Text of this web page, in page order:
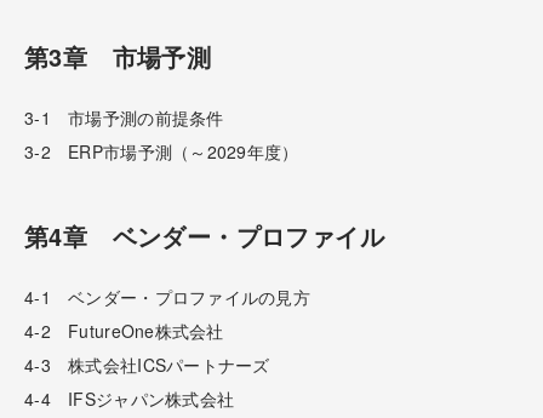
第3章 市場予測
3-1 市場予測の前提条件
3-2 ERP市場予測（～2029年度）
第4章 ベンダー・プロファイル
4-1 ベンダー・プロファイルの見方
4-2 FutureOne株式会社
4-3 株式会社ICSパートナーズ
4-4 IFSジャパン株式会社